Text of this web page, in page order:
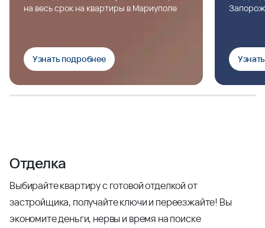
на весь срок на квартиры в Мариуполе
Узнать подробнее
Отделка
Выбирайте квартиру с готовой отделкой от
застройщика, получайте ключи и переезжайте! Вы
экономите деньги, нервы и время на поиске